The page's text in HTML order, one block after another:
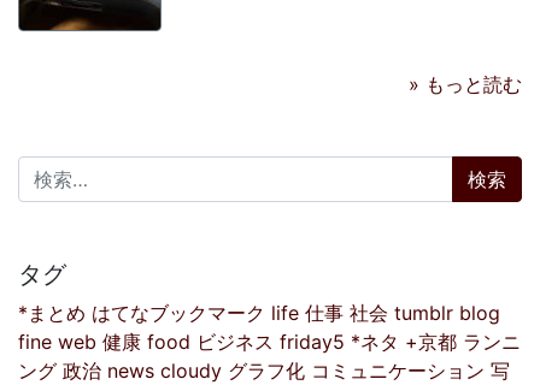
» もっと読む
検索:
タグ
*まとめ はてなブックマーク life 仕事 社会 tumblr blog
fine web 健康 food ビジネス friday5 *ネタ +京都 ランニ
ング 政治 news cloudy グラフ化 コミュニケーション 写